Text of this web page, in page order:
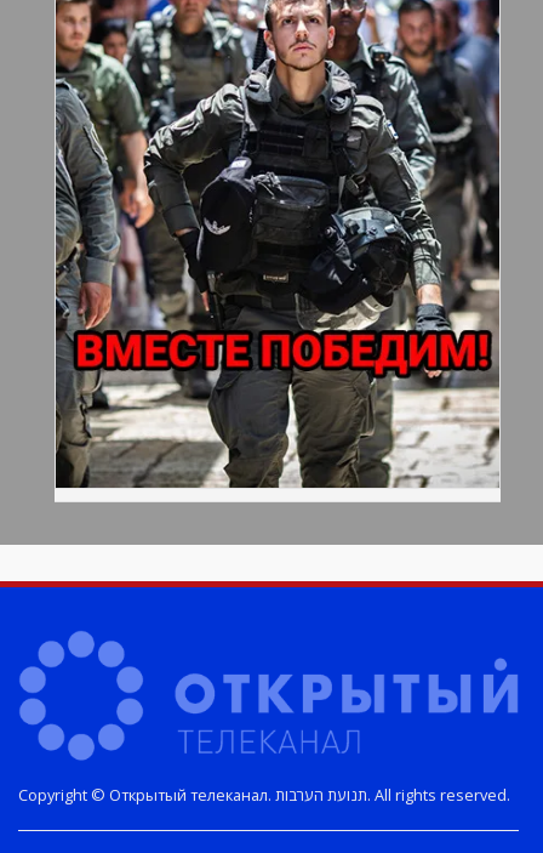
Copyright © Открытый телеканал. תנועת הערבות. All rights reserved.